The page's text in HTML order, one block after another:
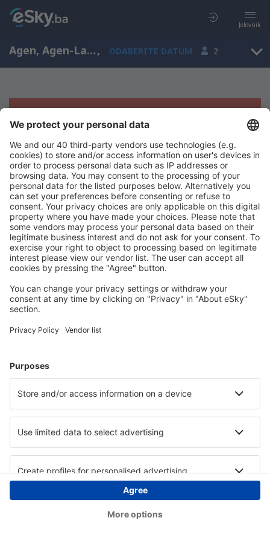
Jelovnik
Agen, Agen-La Garenne Airport, Akvitanija, Francuska (AGF), ODABERITE DATUM 2
Žao nam je, ne možemo da prikažemo
rezultate
Pokušajte još jednom kad izaberete druge kriterijume
Copyright © eSky.ba. Sva prava zadržana.